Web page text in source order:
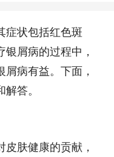
症状包括红色斑
屑病的过程中，
病有益。下面，
答。
肤健康的贡献，